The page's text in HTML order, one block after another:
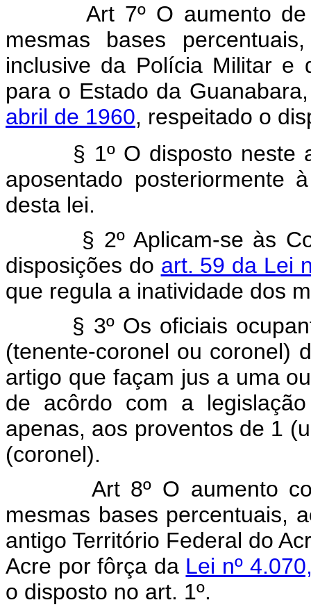
Art 7º O aumento
mesmas bases
inclusive da Polícia Militar e
para o Estado da
abril de 1960, respeitado o
§ 1º O disposto neste
aposentado posteriormente
desta lei.
§ 2º Aplicam-se às
disposições do art. 59 da Lei
que regula a inatividade dos
§ 3º Os oficiais
(tenente-coronel ou coronel)
artigo que façam jus a uma
de acôrdo com a
apenas, aos proventos de 1
(coronel).
Art 8º O aumento
mesmas bases percentuais,
antigo Território Federal do
Acre por fôrça da Lei nº
o disposto no art. 1º.